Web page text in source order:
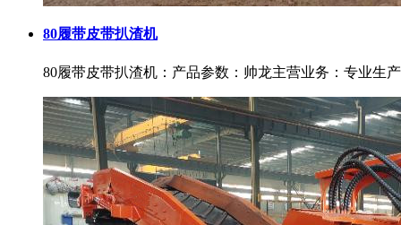
80履带皮带扒渣机
80履带皮带扒渣机：产品参数：帅龙主营业务：专业